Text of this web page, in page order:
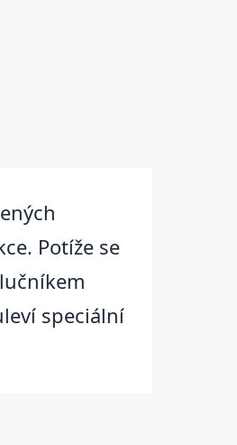
Potíže se
speciální